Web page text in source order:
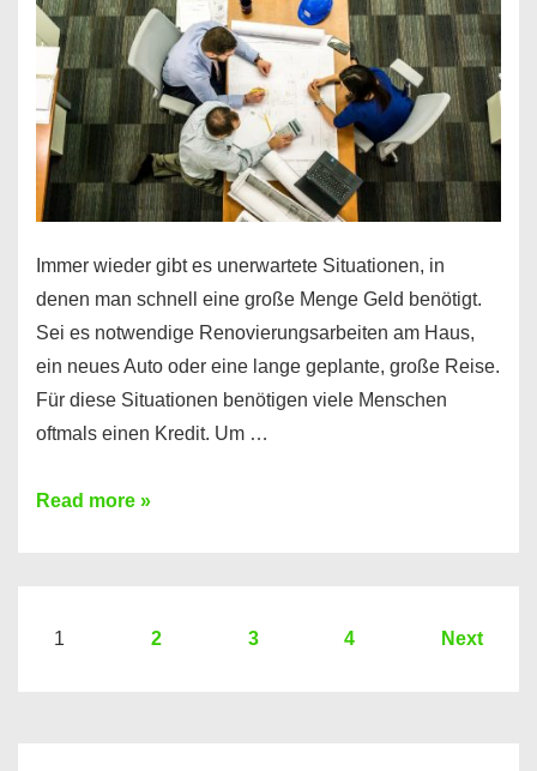
klar!
Immer wieder gibt es unerwartete Situationen, in
denen man schnell eine große Menge Geld benötigt.
Sei es notwendige Renovierungsarbeiten am Haus,
ein neues Auto oder eine lange geplante, große Reise.
Für diese Situationen benötigen viele Menschen
oftmals einen Kredit. Um …
Brauchen
Summe
Read more »
Seitennummerierung
1 2 3 4 Next